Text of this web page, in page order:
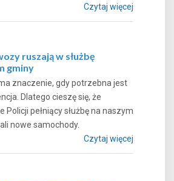
Czytaj więcej
ruszają w służbę
gminy
znaczenie, gdy potrzebna jest
Dlatego cieszę się, że
Policji pełniący służbę na naszym
nowe samochody.
Czytaj więcej